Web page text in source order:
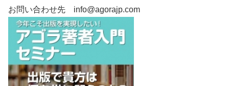
お問い合わせ先 info@agorajp.com